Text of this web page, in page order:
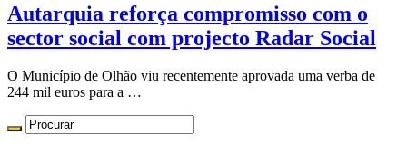
Autarquia reforça compromisso com o
sector social com projecto Radar Social
O Município de Olhão viu recentemente aprovada uma verba de
244 mil euros para a …